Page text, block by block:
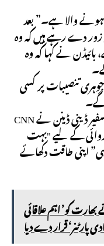
ہونے والا ہے۔” بعد
زور دے رہے ہیں کہ وہ
بائیڈن نے کہا کہ وہ
تنصیبات پر کسی
گے۔
جمعرات کو اقوام متحدہ میں اسرائیل کے سفیر ڈینی ڈینن نے CNN
کے لیے "بہت
اپنی طاقت دکھائے
کو’ اہم علاقائی
پارٹنر‘ قرار دے دیا